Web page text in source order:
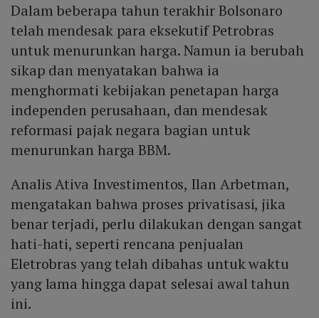
Dalam beberapa tahun terakhir Bolsonaro
telah mendesak para eksekutif Petrobras
untuk menurunkan harga. Namun ia berubah
sikap dan menyatakan bahwa ia
menghormati kebijakan penetapan harga
independen perusahaan, dan mendesak
reformasi pajak negara bagian untuk
menurunkan harga BBM.
Analis Ativa Investimentos, Ilan Arbetman,
mengatakan bahwa proses privatisasi, jika
benar terjadi, perlu dilakukan dengan sangat
hati-hati, seperti rencana penjualan
Eletrobras yang telah dibahas untuk waktu
yang lama hingga dapat selesai awal tahun
ini.